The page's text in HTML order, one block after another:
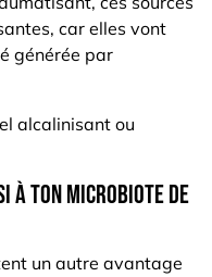
car elles vont
générée par
alcalinisant ou
à ton microbiote de
un autre avantage